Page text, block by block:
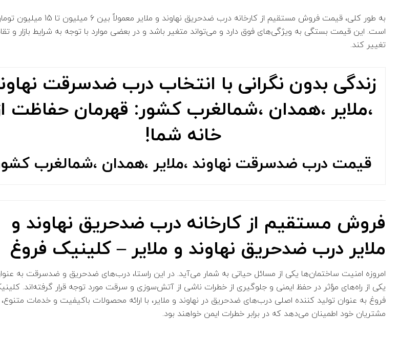
به طور کلی، قیمت فروش مستقیم از کارخانه درب ضدحریق نهاوند و ملایر معمولاً بین 6 میلیون تا
است. این قیمت بستگی به ویژگی‌های فوق دارد و می‌تواند متغیر باشد و در بعضی موارد با توجه به شرایط بازار و
تغییر کند.
زندگی بدون نگرانی با انتخاب درب ضدسرقت
،ملایر ،همدان ،شمالغرب کشور: قهرمان حفاظت
خانه شما!
قیمت درب ضدسرقت نهاوند ،ملایر ،همدان ،شمالغرب
فروش مستقیم از کارخانه درب ضدحریق نهاوند و
ملایر درب ضدحریق نهاوند و ملایر – کلینیک فروغ
امروزه امنیت ساختمان‌ها یکی از مسائل حیاتی به شمار می‌آید. در این راستا، درب‌های ضدحریق و ضدسرقت به
یکی از راه‌های مؤثر در حفظ ایمنی و جلوگیری از خطرات ناشی از آتش‌سوزی و سرقت مورد توجه قرار گرفته‌اند.
فروغ به عنوان تولید کننده اصلی درب‌های ضدحریق در نهاوند و ملایر، با ارائه محصولات باکیفیت و خدمات متنوع،
مشتریان خود اطمینان می‌دهد که در برابر خطرات ایمن خواهند بود.